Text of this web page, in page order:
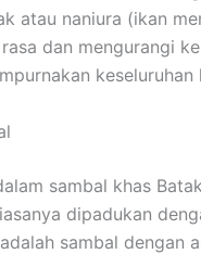
atau naniura (ikan
dan mengurangi
keseluruhan
sambal khas
dipadukan
sambal dengan